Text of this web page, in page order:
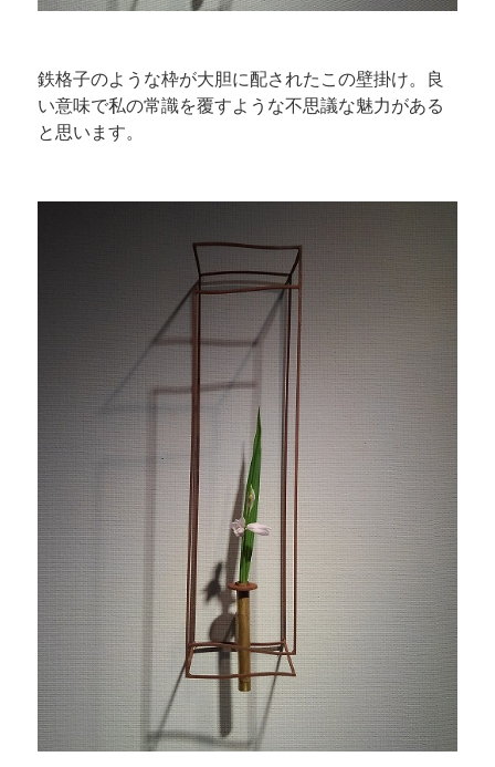
鉄格子のような枠が大胆に配されたこの壁掛け。良
い意味で私の常識を覆すような不思議な魅力がある
と思います。